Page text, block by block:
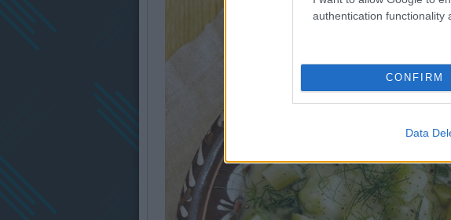
authentication functionality
CONFIRM
Data